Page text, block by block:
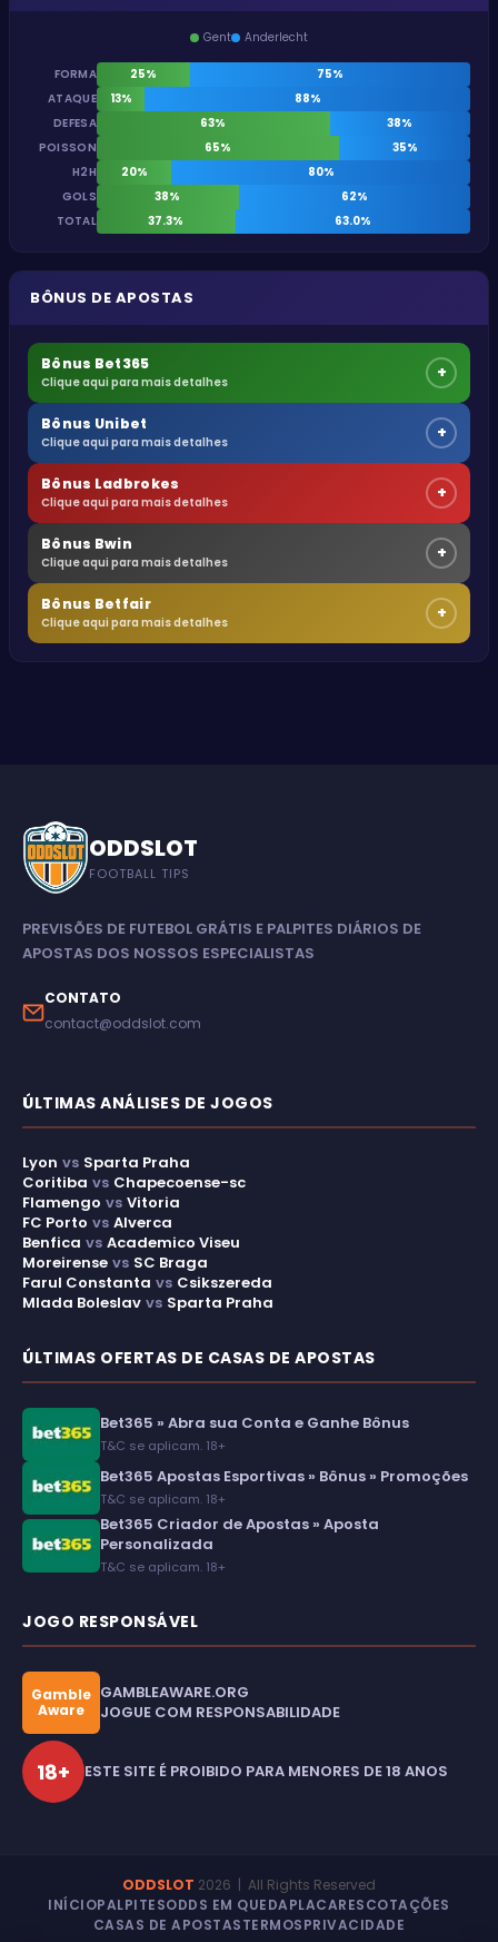
Gent Anderlecht
FORMA 25%
75%
ATAQUE
13%
88%
DEFESA
63%
38%
POISSON
65%
35%
H2H
20%
80%
GOLS
38%
62%
TOTAL
37.3% 63.0%
BÔNUS DE APOSTAS
Bônus Bet365
Clique aqui para mais detalhes +
Bônus Unibet
Clique aqui para mais detalhes +
Bônus Ladbrokes
Clique aqui para mais detalhes +
Bônus Bwin
Clique aqui para mais detalhes +
Bônus Betfair
Clique aqui para mais detalhes +
ODDSLOT
FOOTBALL TIPS
PREVISÕES DE FUTEBOL GRÁTIS E PALPITES DIÁRIOS DE
APOSTAS DOS NOSSOS ESPECIALISTAS
CONTATO
contact@oddslot.com
ÚLTIMAS ANÁLISES DE JOGOS
Lyon vs Sparta Praha
Coritiba vs Chapecoense-sc
Flamengo vs Vitoria
FC Porto vs Alverca
Benfica vs Academico Viseu
Moreirense vs SC Braga
Farul Constanta vs Csikszereda
Mlada Boleslav vs Sparta Praha
ÚLTIMAS OFERTAS DE CASAS DE APOSTAS
Bet365 » Abra sua Conta e Ganhe Bônus
T&C se aplicam. 18+
Bet365 Apostas Esportivas » Bônus » Promoções
T&C se aplicam. 18+
Bet365 Criador de Apostas » Aposta
Personalizada
T&C se aplicam. 18+
JOGO RESPONSÁVEL
Gamble
Aware
GAMBLEAWARE.ORG
JOGUE COM RESPONSABILIDADE
18+ ESTE SITE É PROIBIDO PARA MENORES DE 18 ANOS
ODDSLOT 2026 | All Rights Reserved
INÍCIOPALPITESODDS EM QUEDAPLACARESCOTAÇÕES
CASAS DE APOSTASTERMOSPRIVACIDADE